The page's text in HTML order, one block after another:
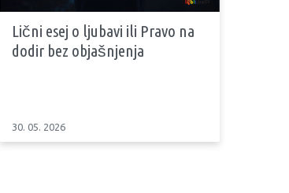
Lični esej o ljubavi ili Pravo na
dodir bez objašnjenja
30. 05. 2026